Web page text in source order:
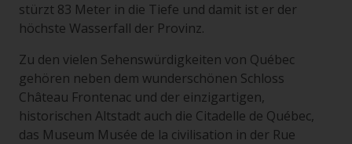
stürzt 83 Meter in die Tiefe und damit ist er der
höchste Wasserfall der Provinz.
Zu den vielen Sehenswürdigkeiten von Québec
gehören neben dem wunderschönen Schloss
Château Frontenac und der einzigartigen,
historischen Altstadt auch die Citadelle de Québec,
das Museum Musée de la civilisation in der Rue